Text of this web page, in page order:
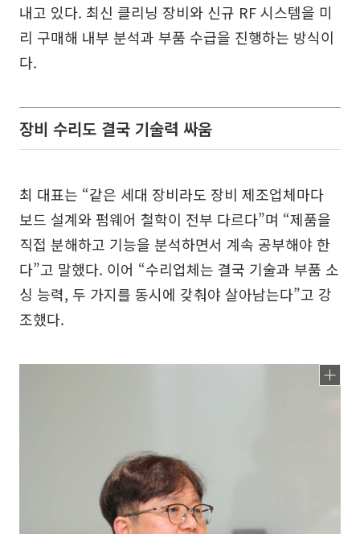
내고 있다. 최신 클리닝 장비와 신규 RF 시스템을 미
리 구매해 내부 분석과 부품 수급을 진행하는 방식이
다.
장비 수리도 결국 기술력 싸움
최 대표는 “같은 세대 장비라도 장비 제조업체마다
보드 설계와 펌웨어 철학이 전부 다르다”며 “제품을
직접 분해하고 기능을 분석하면서 계속 공부해야 한
다”고 말했다. 이어 “수리업체는 결국 기술과 부품 소
싱 능력, 두 가지를 동시에 갖춰야 살아남는다”고 강
조했다.